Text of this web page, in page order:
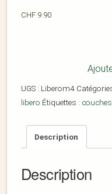
CHF 9.90
UGS : Liberom4
libero Étiquettes : couches
Description
Description